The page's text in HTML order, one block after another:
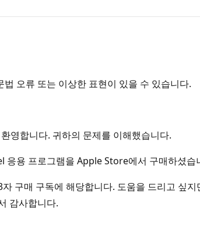
오류 또는 이상한 표현이 있을 수 있습니다.
영합니다. 귀하의 문제를 이해했습니다.
응용 프로그램을 Apple Store에서 구매하셨습
구매 구독에 해당합니다. 도움을 드리고 싶
감사합니다.